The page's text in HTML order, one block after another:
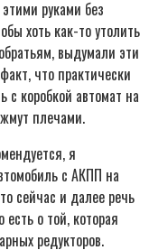
руками без
хоть как-то утолить
выдумали эти
что практически
коробкой автомат на
плечами.
я
с АКПП на
сейчас и далее речь
о той, которая
редукторов.